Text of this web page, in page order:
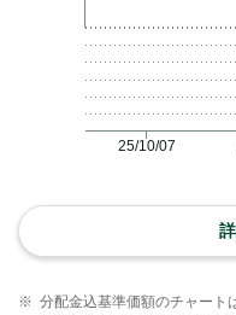
25/10/07
※ 分配金込基準価額のチャート